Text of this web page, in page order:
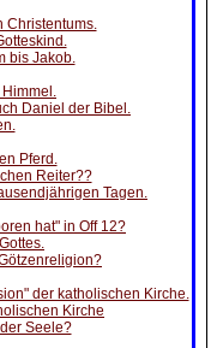
Christentums.
bis Jakob.
Daniel der Bibel.
Pferd.
Reiter??
Tagen.
hat" in Off 12?
der katholischen Kirche.
Kirche
Seele?